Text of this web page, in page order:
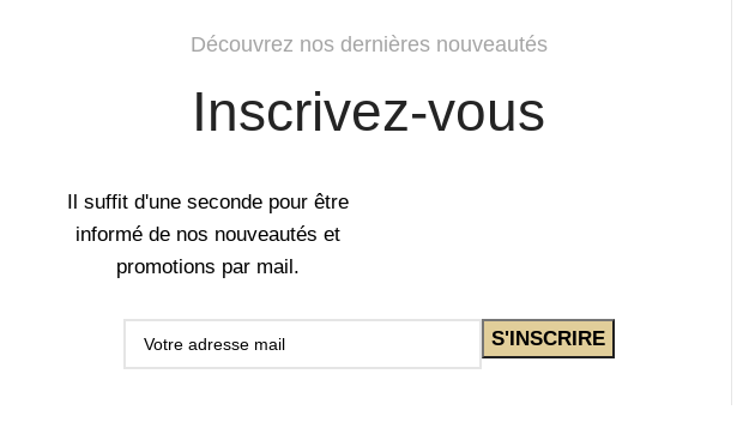
Découvrez nos dernières nouveautés
Inscrivez-vous
Il suffit d'une seconde pour être
informé de nos nouveautés et
promotions par mail.